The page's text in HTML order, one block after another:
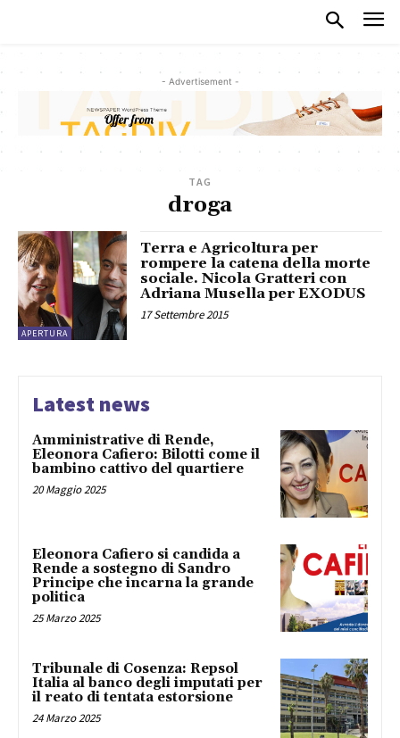
- Advertisement -
TAG
droga
APERTURA
Terra e Agricoltura per
rompere la catena della morte
sociale. Nicola Gratteri con
Adriana Musella per EXODUS
17 Settembre 2015
Latest news
Amministrative di Rende,
Eleonora Cafiero: Bilotti come il
bambino cattivo del quartiere
20 Maggio 2025
Eleonora Cafiero si candida a
Rende a sostegno di Sandro
Principe che incarna la grande
politica
25 Marzo 2025
Tribunale di Cosenza: Repsol
Italia al banco degli imputati per
il reato di tentata estorsione
24 Marzo 2025